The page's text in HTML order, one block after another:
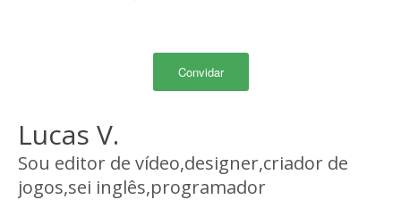
Convidar
Lucas V.
Sou editor de vídeo,designer,criador de
jogos,sei inglês,programador